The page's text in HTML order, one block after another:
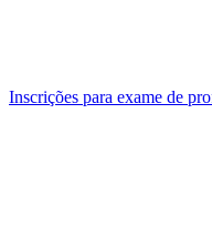
Inscrições para exame de